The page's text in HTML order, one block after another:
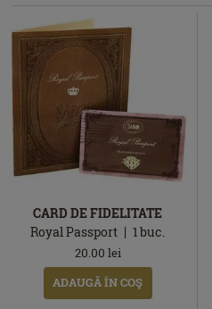
CARD DE FIDELITATE
Royal Passport
1buc.
20.00 lei
ADAUGĂ ÎN COŞ